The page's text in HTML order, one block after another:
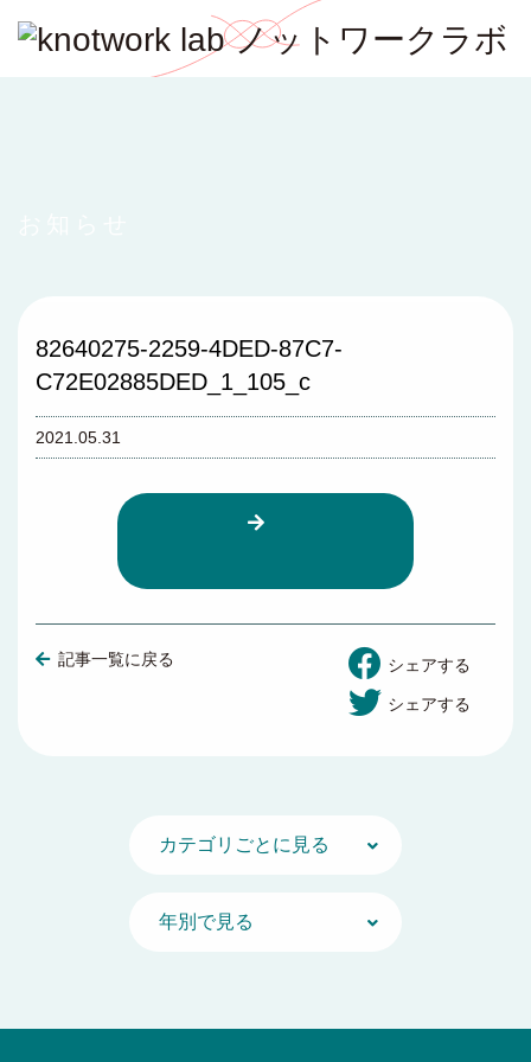
82640275-2259-4DED-87C7-
C72E02885DED_1_105_c
2021.05.31
記事一覧に戻る シェアする
シェアする